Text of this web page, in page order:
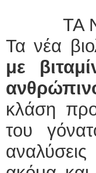
ΤΑ ΝΕΑ
Τα νέα
με
κλάση
του